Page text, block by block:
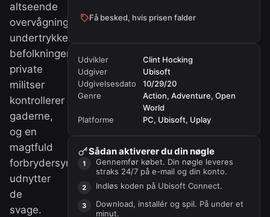
altseende
overvågningsstat
undertrykker
befolkningen,
private
militser
kontrollerer
gaderne,
og en
magtfuld
forbrydersyndikation
udnytter
de
svage.
Få besked, hvis prisen falder
Udvikler
Clint Hocking
Udgiver
Ubisoft
Udgivelsesdato
10/29/20
Genre
Action, Adventure, Open
World
Platforme
PC, Ubisoft, Uplay
Sådan aktiverer du din nøgle
Gennemfør købet. Din nøgle leveres
straks 24/7 på e-mail og din konto.
Indløs koden på Ubisoft Connect.
Download, installér og spil. På under et
minut.